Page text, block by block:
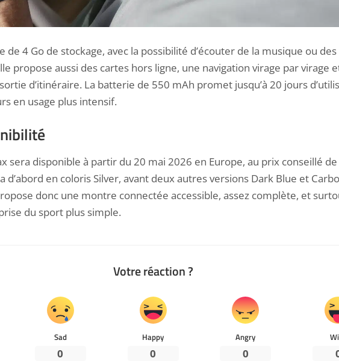
de 4 Go de stockage, avec la possibilité d’écouter de la musique ou
propose aussi des cartes hors ligne, une navigation virage par virage
d’itinéraire. La batterie de 550 mAh promet jusqu’à 20 jours
en usage plus intensif.
sera disponible à partir du 20 mai 2026 en Europe, au prix conseillé
d’abord en coloris Silver, avant deux autres versions Dark Blue et
donc une montre connectée accessible, assez complète, et
du sport plus simple.
Votre réaction ?
Sad
0
Happy
0
Angry
0